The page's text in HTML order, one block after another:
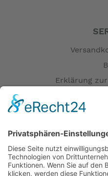
Erklärung
Zahlung